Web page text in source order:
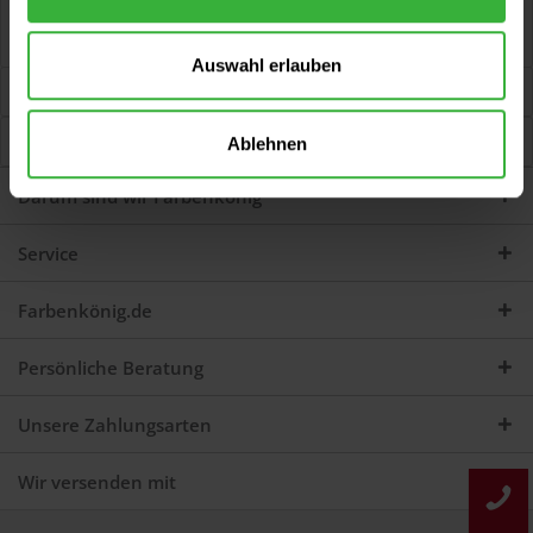
Auswahl erlauben
Ablehnen
Jetzt Bewertungen zum Artikel lesen...
Kunden kauften auch
Kunden haben sich ebenfalls angesehen
Darum sind wir Farbenkönig
Service
Farbenkönig.de
Persönliche Beratung
Unsere Zahlungsarten
Wir versenden mit